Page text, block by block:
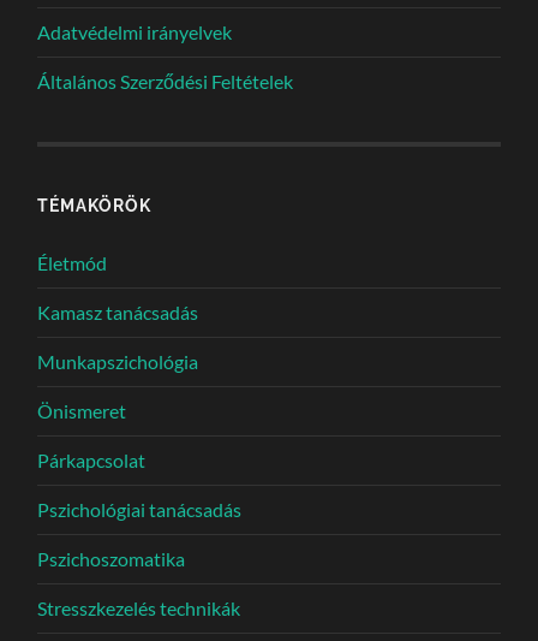
Adatvédelmi irányelvek
Általános Szerződési Feltételek
TÉMAKÖRÖK
Életmód
Kamasz tanácsadás
Munkapszichológia
Önismeret
Párkapcsolat
Pszichológiai tanácsadás
Pszichoszomatika
Stresszkezelés technikák